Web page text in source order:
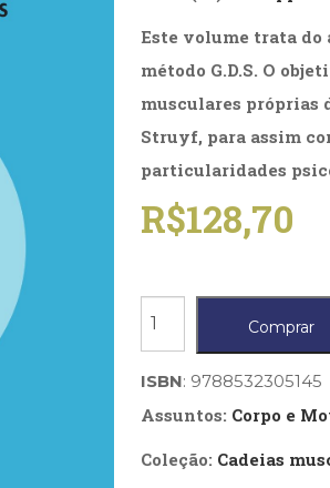
Jornalismo (57)
Literatura, Ficção, Ensaios (69)
Puericultura (23)
Religião, Espiritualidade, Filosofia
Treinamento e RH (65)
Este volume trata do
método G.D.S. O
musculares próprias
Struyf, para assim
particularidades
R$128,70
Cadeias
laterais
quantidade
Comprar
ISBN: 9788532305145
Assuntos: Corpo e
Coleção: Cadeias